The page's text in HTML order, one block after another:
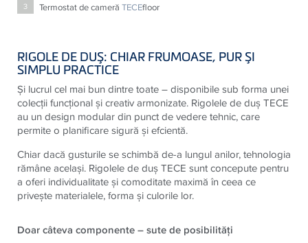
3 Termostat de cameră TECEfloor
RIGOLE DE DUŞ: CHIAR FRUMOASE, PUR ŞI
SIMPLU PRACTICE
Şi lucrul cel mai bun dintre toate – disponibile sub forma unei
colecţii funcţional şi creativ armonizate. Rigolele de duş TECE
au un design modular din punct de vedere tehnic, care
permite o planificare sigură şi efcientă.
Chiar dacă gusturile se schimbă de-a lungul anilor, tehnologia
rămâne acelaşi. Rigolele de duş TECE sunt concepute pentru
a oferi individualitate şi comoditate maximă în ceea ce
priveşte materialele, forma şi culorile lor.
Doar câteva componente – sute de posibilităţi